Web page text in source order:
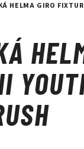
HELMA GIRO